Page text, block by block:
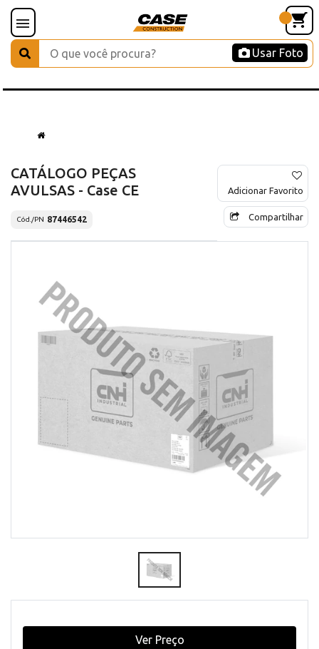
Usar Foto
CATÁLOGO PEÇAS
AVULSAS - Case CE
Cód./PN 87446542
Adicionar Favorito
Compartilhar
Ver Preço